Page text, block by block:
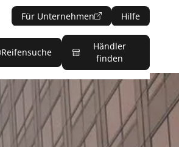
Für Unternehmen Hilfe
Reifensuche
Händler
finden